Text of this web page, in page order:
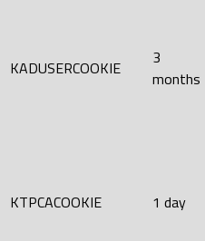
KADUSERCOOKIE
3
months
KTPCACOOKIE 1 day